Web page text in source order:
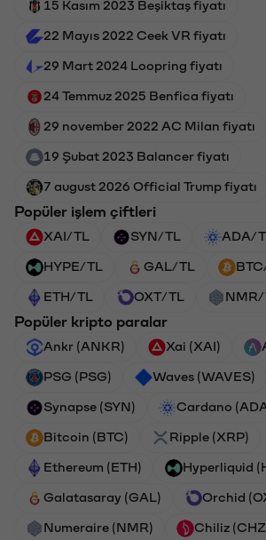
15 Kasım 2023 Beşiktaş fiyatı
22 Mayıs 2022 Ceek VR fiyatı
29 Mart 2024 Loopring fiyatı
24 Temmuz 2025 Benfica fiyatı
29 november 2022 AC Milan fiyatı
19 Şubat 2023 Balancer fiyatı
7 august 2026 Official Trump fiyatı
Popüler işlem çiftleri
XAI/TL SYN/TL ADA/
HYPE/TL GAL/TL
ETH/TL OXT/TL NMR/
Popüler kripto paralar
Ankr (ANKR) Xai (XAI)
PSG (PSG) Waves (WAVES)
Synapse (SYN) Cardano
Bitcoin (BTC) Ripple (XRP)
Ethereum (ETH) Hyperliquid
Galatasaray (GAL) Orchid
Numeraire (NMR) Chiliz